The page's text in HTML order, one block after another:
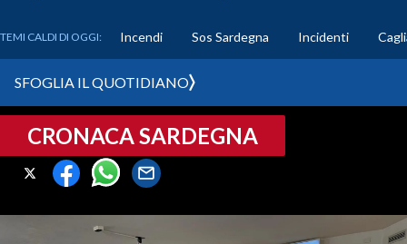
CRONACA SARDEGNA
CAGLIARI
SULCIS IGLESIENTE
TEMI CALDI DI OGGI: Incendi Sos Sardegna Incidenti
SFOGLIA IL QUOTIDIANO
CRONACA SARDEGNA